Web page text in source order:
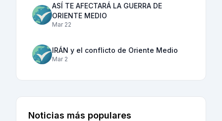
ASÍ TE AFECTARÁ LA GUERRA DE
ORIENTE MEDIO
Mar 22
IRÁN y el conflicto de Oriente Medio
Mar 2
Noticias más populares